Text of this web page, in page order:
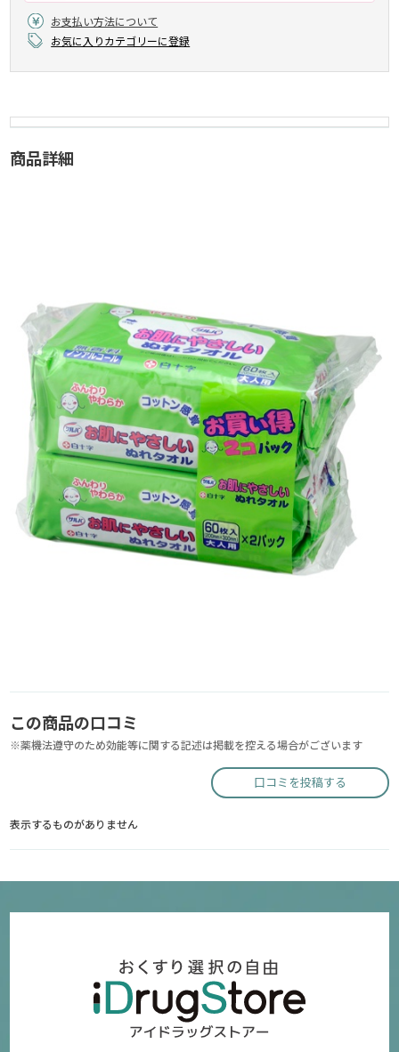
お支払い方法について
お気に入りカテゴリーに登録
商品詳細
この商品の口コミ
※薬機法遵守のため効能等に関する記述は掲載を控える場合がございます
口コミを投稿する
表示するものがありません